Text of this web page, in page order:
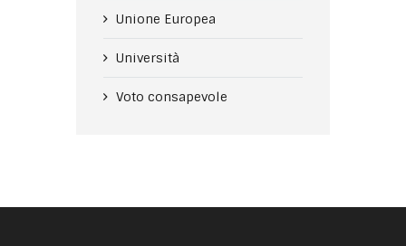
Unione Europea
Università
Voto consapevole